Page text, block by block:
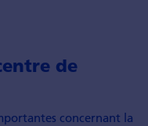
de
concernant la